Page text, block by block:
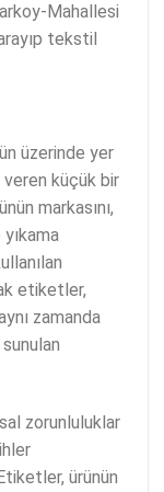
Mahallesi
tekstil
üzerinde yer
küçük bir
markasını,
etiketler,
zamanda
zorunluluklar
ürünün